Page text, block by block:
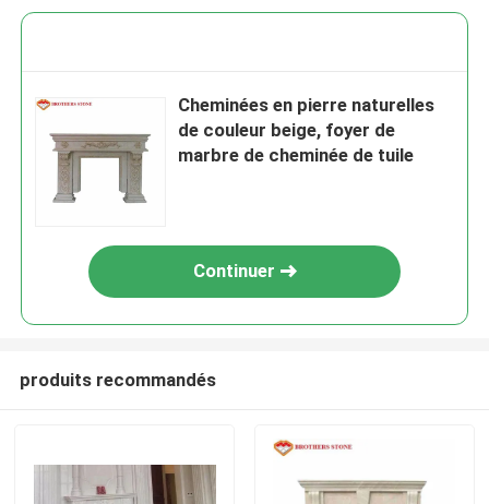
Cheminées en pierre naturelles
de couleur beige, foyer de
marbre de cheminée de tuile
Continuer
produits recommandés